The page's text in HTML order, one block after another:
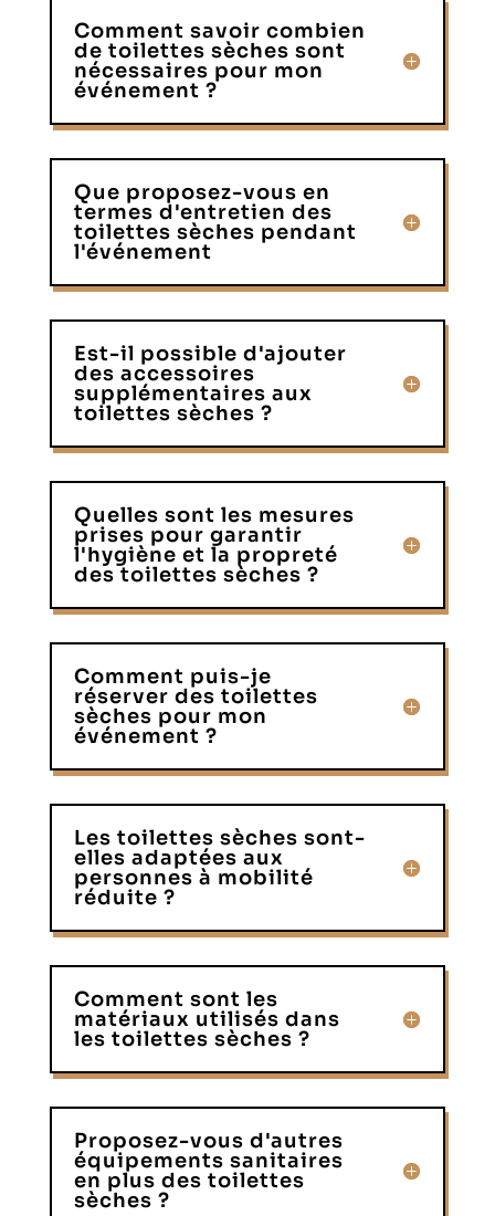
Comment savoir combien
de toilettes sèches sont
nécessaires pour mon
événement ?
Que proposez-vous en
termes d'entretien des
toilettes sèches pendant
l'événement
Est-il possible d'ajouter
des accessoires
supplémentaires aux
toilettes sèches ?
Quelles sont les mesures
prises pour garantir
l'hygiène et la propreté
des toilettes sèches ?
Comment puis-je
réserver des toilettes
sèches pour mon
événement ?
Les toilettes sèches sont-
elles adaptées aux
personnes à mobilité
réduite ?
Comment sont les
matériaux utilisés dans
les toilettes sèches ?
Proposez-vous d'autres
équipements sanitaires
en plus des toilettes
sèches ?